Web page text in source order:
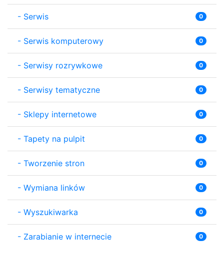
- Serwis 0
- Serwis komputerowy 0
- Serwisy rozrywkowe 0
- Serwisy tematyczne 0
- Sklepy internetowe 0
- Tapety na pulpit 0
- Tworzenie stron 0
- Wymiana linków 0
- Wyszukiwarka 0
- Zarabianie w internecie 0